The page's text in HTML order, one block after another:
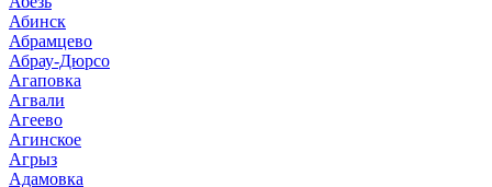
Абинск
Абрамцево
Абрау-Дюрсо
Агаповка
Агвали
Агеево
Агинское
Агрыз
Адамовка